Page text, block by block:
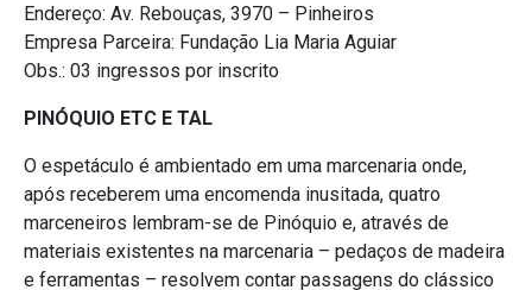
Endereço: Av. Rebouças, 3970 – Pinheiros
Empresa Parceira: Fundação Lia Maria Aguiar
Obs.: 03 ingressos por inscrito
PINÓQUIO ETC E TAL
O espetáculo é ambientado em uma marcenaria onde,
após receberem uma encomenda inusitada, quatro
marceneiros lembram-se de Pinóquio e, através de
materiais existentes na marcenaria – pedaços de madeira
e ferramentas – resolvem contar passagens do clássico